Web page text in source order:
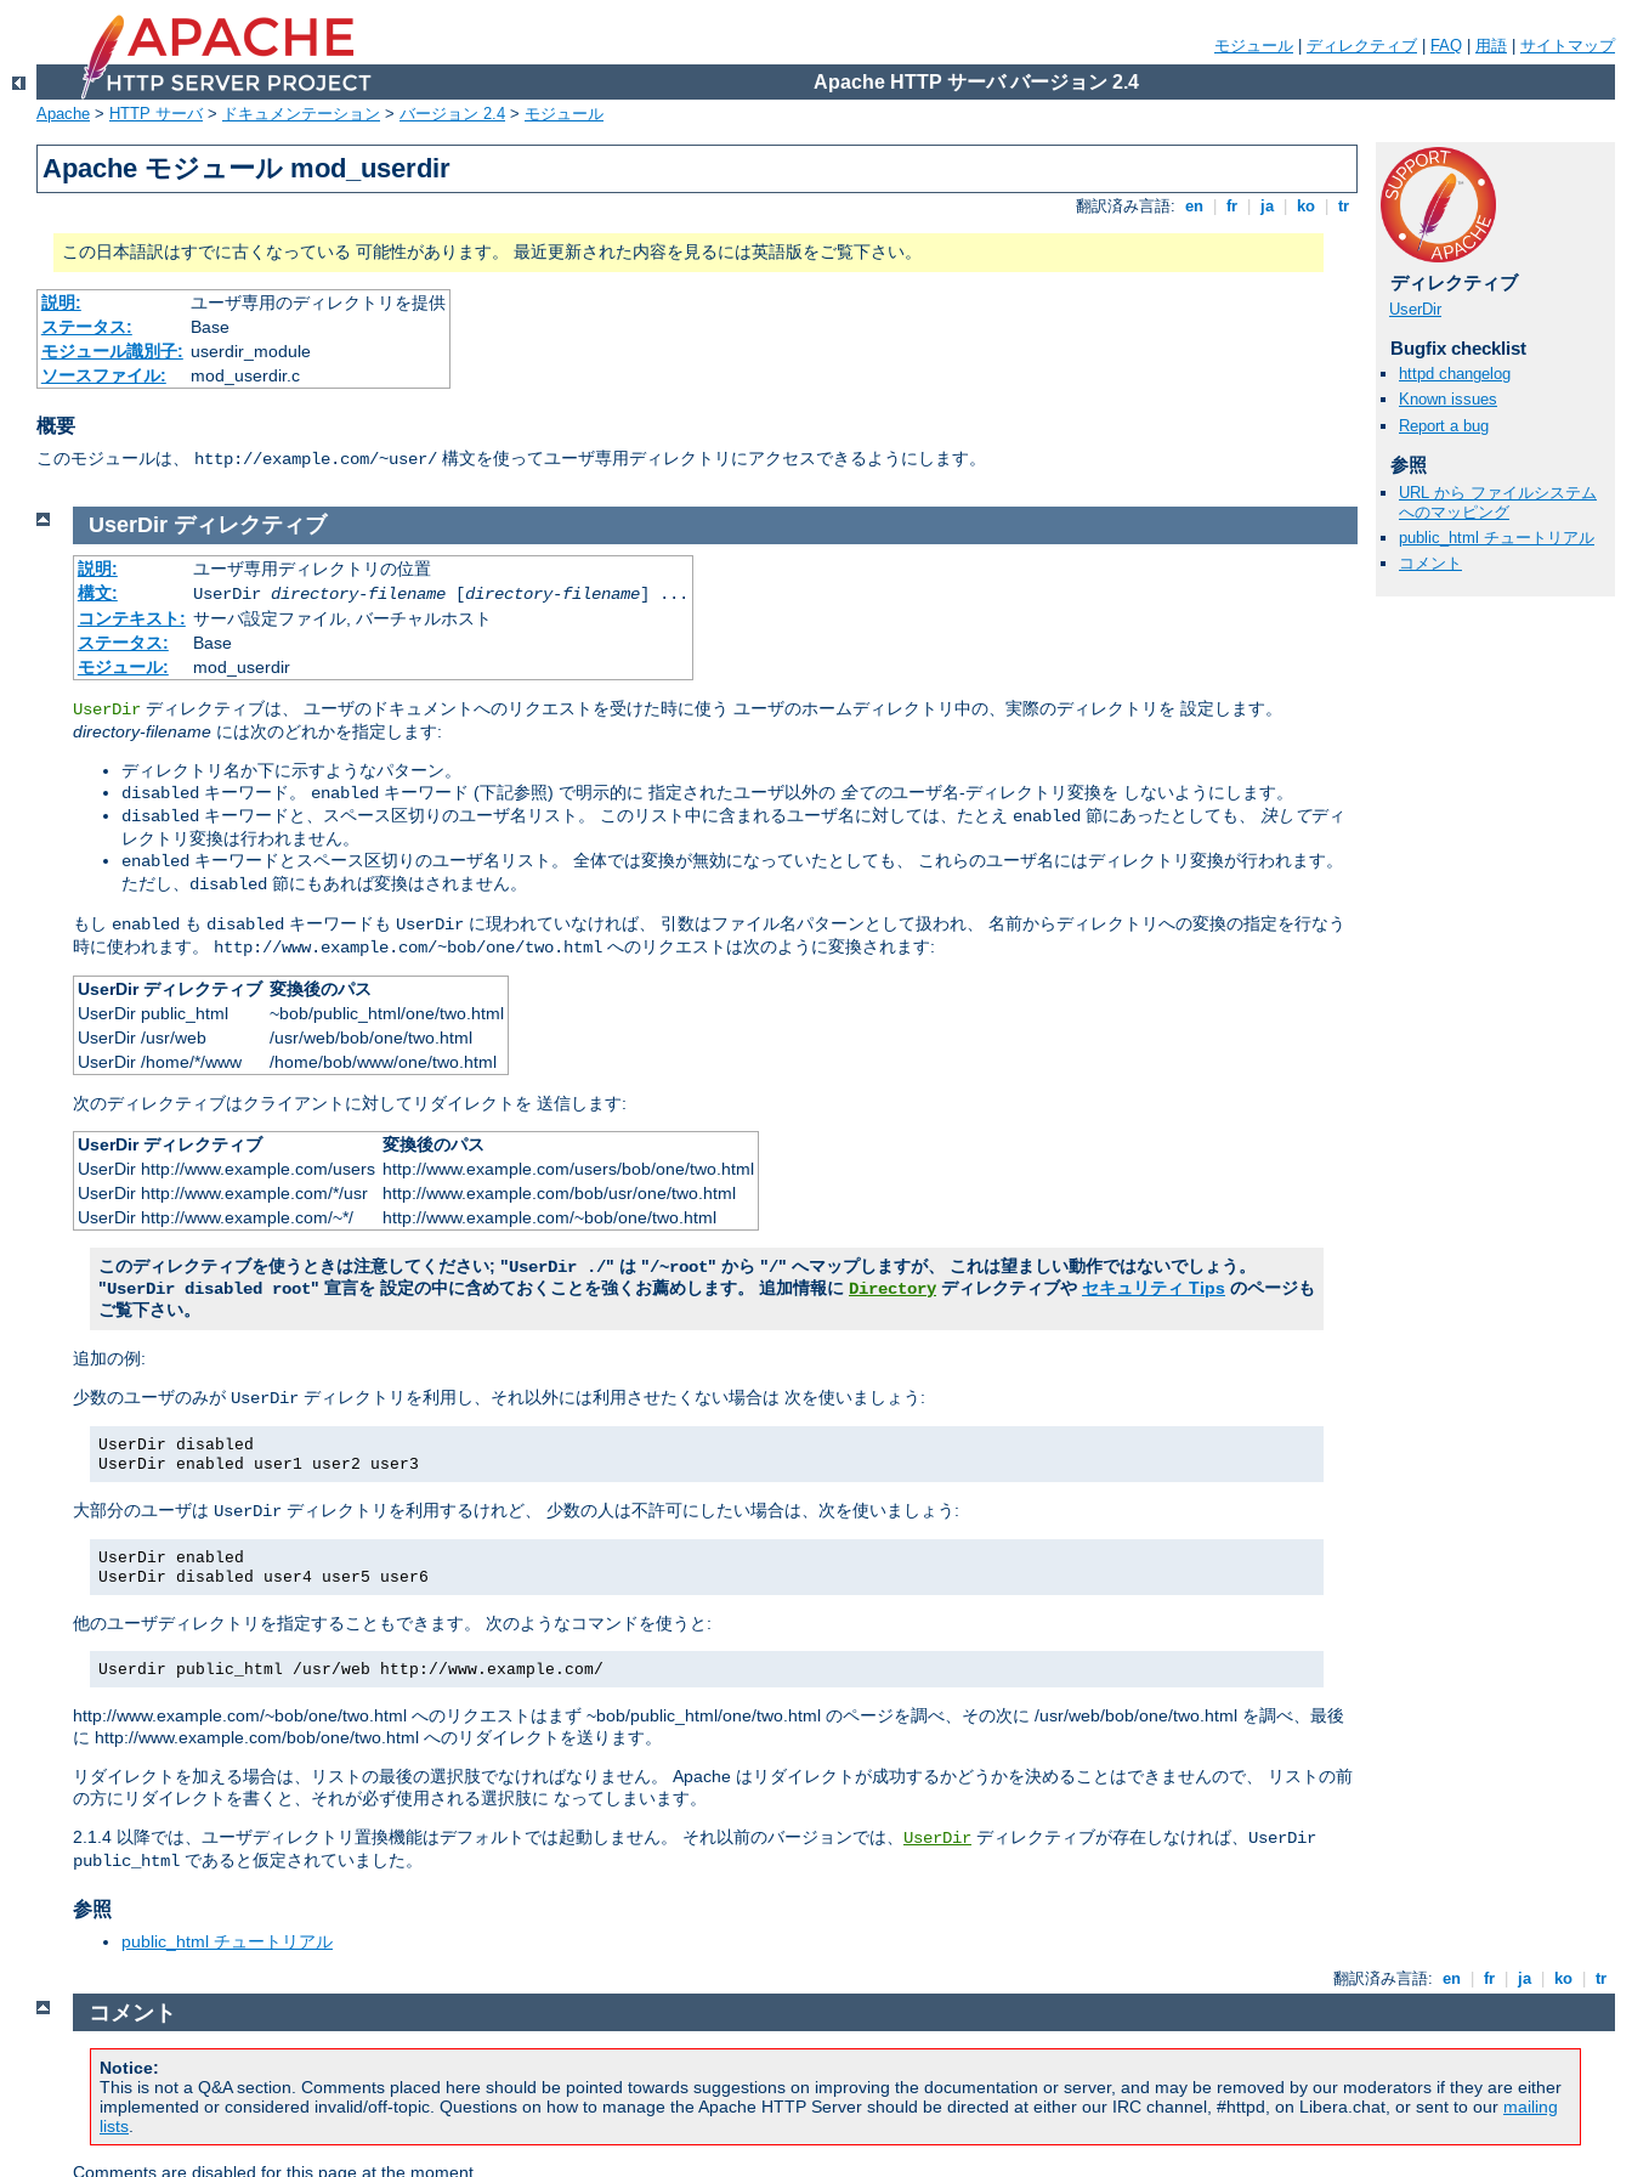
モジュール ディレクティブ FAQ 用語 サイトマップ
Apache HTTP サーバ バージョン 2.4
Apache > HTTP サーバ> ドキュメンテーション > バージョン 2.4 > モジュール
Apache モジュール mod_userdir
翻訳済み言語: en fr ja ko tr
この日本語訳はすでに古くなっている 可能性があります。 最近更新された内容を見るには英語版をご覧下さい。
説明:
ユーザ専用のディレクトリを提供
ステータス:
Base
モジュール識別子: userdir_module
ソースファイル:
mod_userdir.c
概要
このモジュールは、 http://example.com/~user/ 構文を使ってユーザ専用ディレクトリにアクセスできるようにします。
ディレクティブ
UserDir
Bugfix checklist
httpd changelog
Known issues
Report a bug
参照
URL から ファイルシステム
へのマッピング
public_html チュートリアル
コメント
UserDir ディレクティブ
説明:
ユーザ専用ディレクトリの位置
構文:
UserDir directory-filename[directory-filename] ...
コンテキスト: サーバ設定ファイル, バーチャルホスト
ステータス:
Base
モジュール:
mod_userdir
UserDir ディレクティブは、 ユーザのドキュメントへのリクエストを受けた時に使う ユーザのホームディレクトリ中の、実際のディレクトリを 設定します。
directory-filename には次のどれかを指定します:
ディレクトリ名か下に示すようなパターン。
disabled キーワード。 enabled キーワード (下記参照) で明示的に 指定されたユーザ以外の 全てのユーザ名-ディレクトリ変換を しないようにします。
disabled キーワードと、スペース区切りのユーザ名リスト。 このリスト中に含まれるユーザ名に対しては、たとえ enabled 節にあったとしても、 決してディ
レクトリ変換は行われません。
enabled キーワードとスペース区切りのユーザ名リスト。 全体では変換が無効になっていたとしても、 これらのユーザ名にはディレクトリ変換が行われます。
ただし、 disabled 節にもあれば変換はされません。
もし enabled も disabled キーワードも UserDir に現われていなければ、 引数はファイル名パターンとして扱われ、 名前からディレクトリへの変換の指定を行なう
時に使われます。
http://www.example.com/~bob/one/two.html へのリクエストは次のように変換されます:
UserDir ディレクティブ 変換後のパス
UserDir public_html
~bob/public_html/one/two.html
UserDir /usr/web
/usr/web/bob/one/two.html
UserDir /home/*/www
/home/bob/www/one/two.html
次のディレクティブはクライアントに対してリダイレクトを 送信します:
UserDir ディレクティブ
変換後のパス
UserDir http://www.example.com/users http://www.example.com/users/bob/one/two.html
UserDir http://www.example.com/*/usr
http://www.example.com/bob/usr/one/two.html
UserDir http://www.example.com/~*/
http://www.example.com/~bob/one/two.html
このディレクティブを使うときは注意してください; "UserDir ./" は "/~root" から "/" へマップしますが、 これは望ましい動作ではないでしょう。
"UserDir disabled root" 宣言を 設定の中に含めておくことを強くお薦めします。 追加情報に Directory ディレクティブや セキュリティ Tips のページも
ご覧下さい。
追加の例:
少数のユーザのみが UserDir ディレクトリを利用し、それ以外には利用させたくない場合は 次を使いましょう:
UserDir disabled
UserDir enabled user1 user2 user3
大部分のユーザは UserDir ディレクトリを利用するけれど、 少数の人は不許可にしたい場合は、次を使いましょう:
UserDir enabled
UserDir disabled user4 user5 user6
他のユーザディレクトリを指定することもできます。 次のようなコマンドを使うと:
Userdir public_html /usr/web http://www.example.com/
http://www.example.com/~bob/one/two.html へのリクエストはまず ~bob/public_html/one/two.html のページを調べ、その次に /usr/web/bob/one/two.html を調べ、最後
に http://www.example.com/bob/one/two.html へのリダイレクトを送ります。
リダイレクトを加える場合は、リストの最後の選択肢でなければなりません。 Apache はリダイレクトが成功するかどうかを決めることはできませんので、 リストの前
の方にリダイレクトを書くと、それが必ず使用される選択肢に なってしまいます。
2.1.4 以降では、ユーザディレクトリ置換機能はデフォルトでは起動しません。 それ以前のバージョンでは、 UserDir ディレクティブが存在しなければ、 UserDir
public_html であると仮定されていました。
参照
public_html チュートリアル
翻訳済み言語: en fr ja ko tr
コメント
Notice:
This is not a Q&A section. Comments placed here should be pointed towards suggestions on improving the documentation or server, and may be removed by our moderators if they are either
implemented or considered invalid/off-topic. Questions on how to manage the Apache HTTP Server should be directed at either our IRC channel, #httpd, on Libera.chat, or sent to our mailing
lists.
Comments are disabled for this page at the moment.